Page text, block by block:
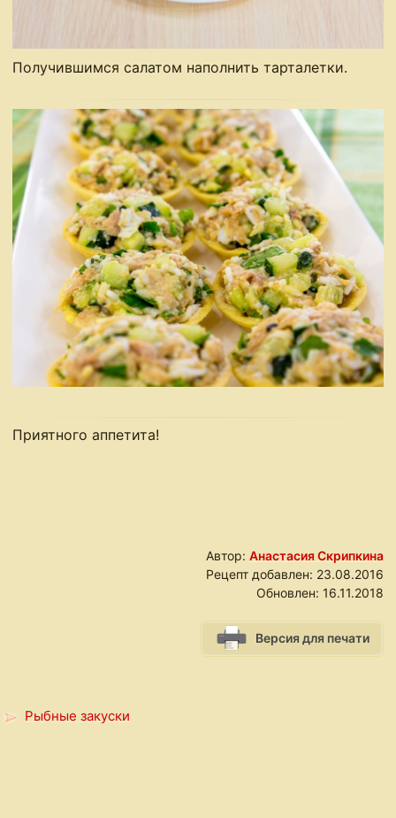
Получившимся салатом наполнить тарталетки.
Приятного аппетита!
Автор: Анастасия Скрипкина
Рецепт добавлен: 23.08.2016
Обновлен: 16.11.2018
Версия для печати
Рыбные закуски